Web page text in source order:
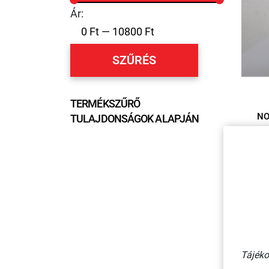
Ár:
SZŰRÉS
TERMÉKSZŰRŐ
TULAJDONSÁGOK ALAPJÁN
1 - 8 /